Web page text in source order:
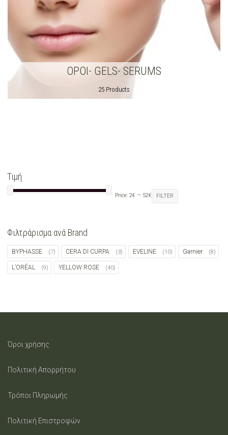
ΟΡΟΙ- GELS- SERUMS
25 Products
Τιμή
FILTER
Price:2€ — 52€
Φιλτράρισμα ανά Brand
BYPHASSE (7) CERA DI CURPA (3) EVELINE (10) Garnier (8)
L’ORÉAL (9) YELLOW ROSE (40)
Όροι χρήσης
Πολιτική Απορρήτου
Τρόποι Πληρωμής
Πολιτική Επιστροφών